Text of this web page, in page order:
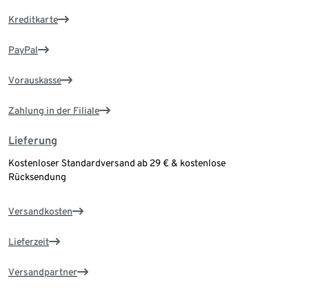
Kreditkarte
PayPal
Vorauskasse
Zahlung in der Filiale
Lieferung
Kostenloser Standardversand ab 29 € & kostenlose
Rücksendung
Versandkosten
Lieferzeit
Versandpartner